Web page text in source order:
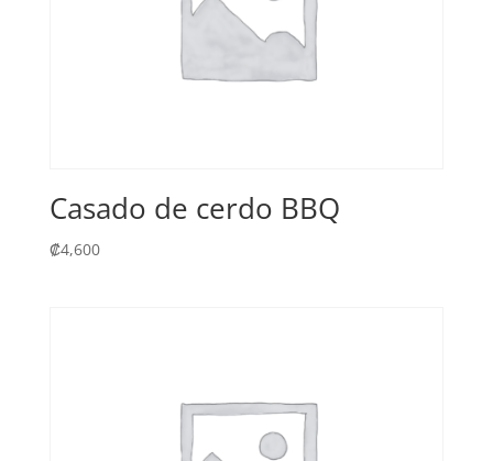
Casado de cerdo BBQ
₡4,600